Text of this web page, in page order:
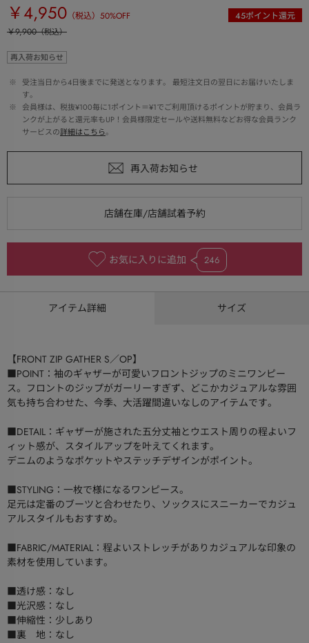
￥4,950 （税込） 50%OFF 45ポイント還元
￥9,900（税込）
再入荷お知らせ
※
受注当日から4日後までに発送となります。 最短注文日の翌日にお届けいたしま
す。
※
会員様は、税抜¥100毎に1ポイント＝¥1でご利用頂けるポイントが貯まり、会員ラ
ンクが上がると還元率もUP！会員様限定セールや送料無料などお得な会員ランク
サービスの詳細はこちら。
お気に入りに追加 246
アイテム詳細 サイズ
【FRONT ZIP GATHER S／OP】
■POINT：袖のギャザーが可愛いフロントジップのミニワンピー
ス。フロントのジップがガーリーすぎず、どこかカジュアルな雰囲
気も持ち合わせた、今季、大活躍間違いなしのアイテムです。
■DETAIL：ギャザーが施された五分丈袖とウエスト周りの程よいフ
ィット感が、スタイルアップを叶えてくれます。
デニムのようなポケットやステッチデザインがポイント。
■STYLING：一枚で様になるワンピース。
足元は定番のブーツと合わせたり、ソックスにスニーカーでカジュ
アルスタイルもおすすめ。
■FABRIC/MATERIAL：程よいストレッチがありカジュアルな印象の
素材を使用しています。
■透け感：なし
■光沢感：なし
■伸縮性：少しあり
■裏 地：なし